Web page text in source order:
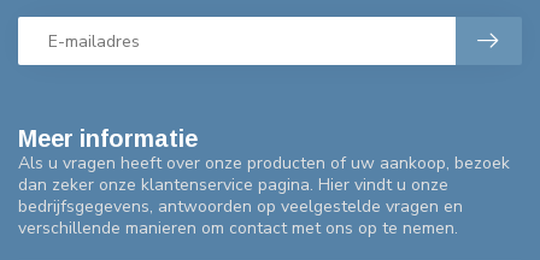
Meer informatie
Als u vragen heeft over onze producten of uw aankoop, bezoek
dan zeker onze klantenservice pagina. Hier vindt u onze
bedrijfsgegevens, antwoorden op veelgestelde vragen en
verschillende manieren om contact met ons op te nemen.